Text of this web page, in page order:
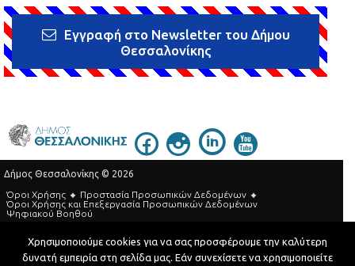
Εγγραφή στο Newsletter του Δήμου
Θεσσαλονίκης
Δήμος Θεσσαλονίκης © 2026
Όροι Χρήσης
Προστασία Προσωπικών Δεδομένων
Όροι Xρήσης και Eπεξεργασία Προσωπικών Δεδομένων
Ψηφιακού Βοηθού
Τηλεφωνικός Κατάλογος
Χρησιμοποιούμε cookies για να σας προσφέρουμε την καλύτερη
δυνατή εμπειρία στη σελίδα μας. Εάν συνεχίσετε να χρησιμοποιείτε